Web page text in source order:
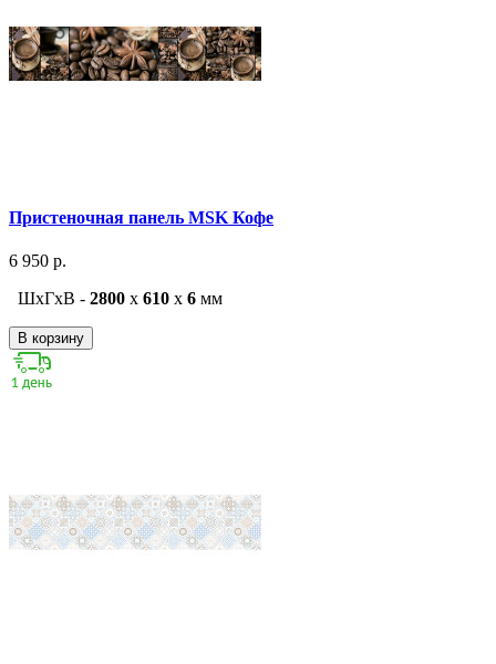
Пристеночная панель MSK Кофе
6 950 р.
ШxГxВ - 2800 x 610 x 6 мм
В корзину